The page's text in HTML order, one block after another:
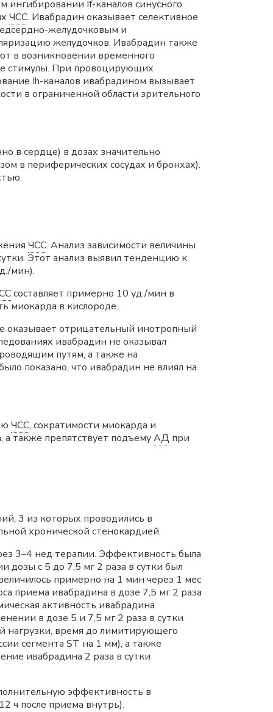
ингибировании If-каналов синусного
ЧСС. Ивабрадин оказывает селективное
желудочковым и
желудочков. Ивабрадин также
в возникновении временного
стимулы. При провоцирующих
Ih-каналов ивабрадином вызывает
в ограниченной области зрительного
в сердце) в дозах значительно
в периферических сосудах и бронхах).
ЧСС. Анализ зависимости величины
Этот анализ выявил тенденцию к
мин).
составляет примерно 10 уд./мин в
миокарда в кислороде.
оказывает отрицательный инотропный
ивабрадин не оказывал
путям, а также на
показано, что ивабрадин не влиял на
ЧСС, сократимости миокарда и
также препятствует подъемуАД при
3 из которых проводились в
хронической стенокардией.
3–4 нед терапии. Эффективность была
дозы с 5 до 7,5 мг 2 раза в сутки был
примерно на 1 мин через 1 мес
приема ивабрадина в дозе 7,5 мг 2 раза
активность ивабрадина
в дозе 5 и 7,5 мг 2 раза в сутки
нагрузки, время до лимитирующего
сегмента ST на 1 мм), а также
ивабрадина 2 раза в сутки
эффективность в
ч после приема внутрь).